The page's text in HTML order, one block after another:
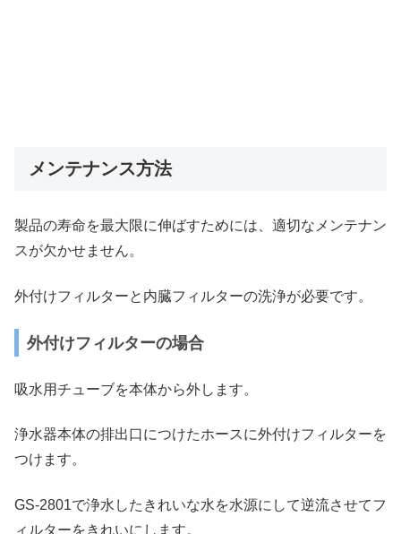
メンテナンス方法
製品の寿命を最大限に伸ばすためには、適切なメンテナン
スが欠かせません。
外付けフィルターと内臓フィルターの洗浄が必要です。
外付けフィルターの場合
吸水用チューブを本体から外します。
浄水器本体の排出口につけたホースに外付けフィルターを
つけます。
GS-2801で浄水したきれいな水を水源にして逆流させてフ
ィルターをきれいにします。